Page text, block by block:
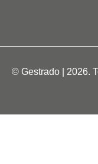
© Gestrado | 2026.